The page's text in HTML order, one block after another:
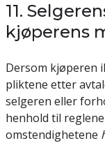
11.
kjøperens
Dersom kjøperen
pliktene etter
selgeren eller
henhold til
omstendighetene